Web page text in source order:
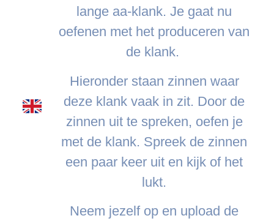
lange aa-klank. Je gaat nu
oefenen met het produceren van
de klank.
Hieronder staan zinnen waar
deze klank vaak in zit. Door de
zinnen uit te spreken, oefen je
met de klank. Spreek de zinnen
een paar keer uit en kijk of het
lukt.
Neem jezelf op en upload de